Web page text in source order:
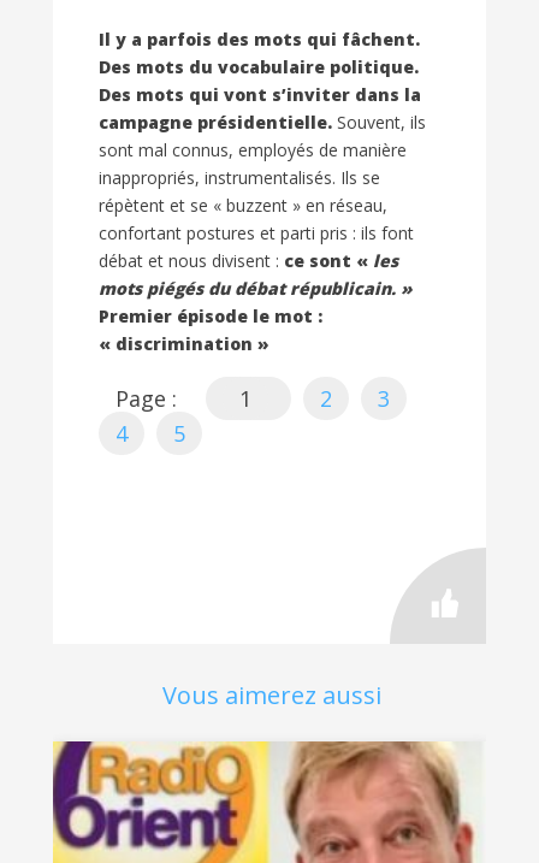
Il y a parfois des mots qui fâchent.
Des mots du vocabulaire politique.
Des mots qui vont s’inviter dans la
campagne présidentielle. Souvent, ils
sont mal connus, employés de manière
inappropriés, instrumentalisés. Ils se
répètent et se « buzzent » en réseau,
confortant postures et parti pris : ils font
débat et nous divisent : ce sont « les
mots piégés du débat républicain. »
Premier épisode le mot :
« discrimination »
Page : 1 2
3
4
5
Vous aimerez aussi